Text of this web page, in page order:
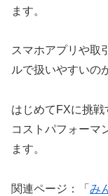
ます。
スマホアプリや取
ルで扱いやすいの
はじめてFXに挑
コストパフォーマ
ます。
関連ページ：「 み